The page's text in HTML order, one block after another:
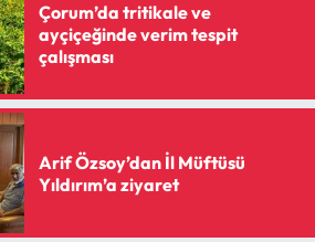
Çorum’da tritikale ve
ayçiçeğinde verim tespit
çalışması
Arif Özsoy’dan İl Müftüsü
Yıldırım’a ziyaret